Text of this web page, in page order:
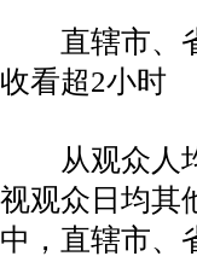
直辖市、省
收看超2小时
从观众人均
视观众日均其
中，直辖市、